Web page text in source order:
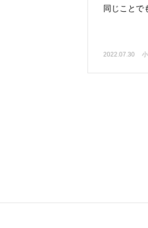
同じことで
2022.07.30